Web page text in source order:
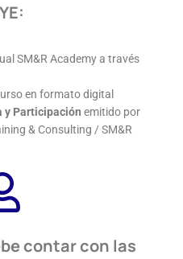
SM&R Academy a través
en formato digital
y Participación emitido por
& Consulting / SM&R
contar con las